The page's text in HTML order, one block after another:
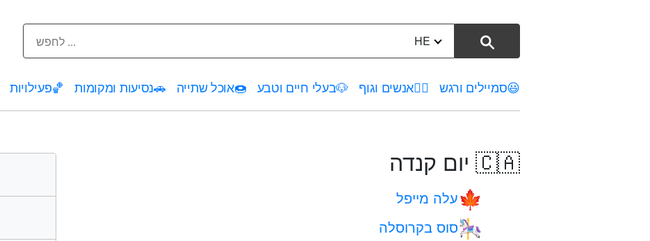
HE
😃סמיילים ורגש 🤦‍♀️אנשים וגוף 🐶בעלי חיים וטבע 🍩אוכל שתייה 🚗נסיעות ומקומות 🏀פעילויות
🇨🇦 יום קנדה
🍁עלה מייפל
🎠סוס בקרוסלה